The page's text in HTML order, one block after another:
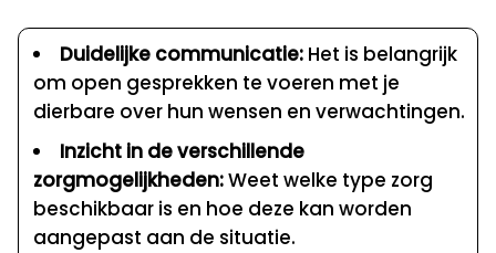
Duidelijke communicatie: Het is belangrijk
om open gesprekken te voeren met je
dierbare over hun wensen en verwachtingen.
Inzicht in de verschillende
zorgmogelijkheden:Weet welke type zorg
beschikbaar is en hoe deze kan worden
aangepast aan de situatie.